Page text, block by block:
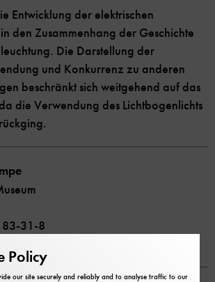
Entwicklung der elektrischen
den Zusammenhang der Geschichte
Die Darstellung der
und Konkurrenz zu anderen
be­schränkt sich weitgehend auf das
die Verwendung des Lichtbogenlichts
31-8
€
Policy
our site securely and reliably and to analyse traffic to our